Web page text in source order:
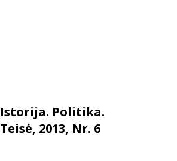
Istorija. Politika.
Teisė, 2013, Nr. 6